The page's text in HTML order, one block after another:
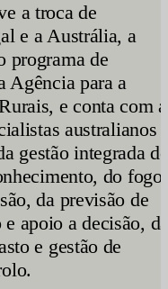
a troca de
e a Austrália, a
programa de
Agência para a
e conta com a
australianos
gestão integrada
do fogo
da previsão de
apoio a decisão, da
e gestão de